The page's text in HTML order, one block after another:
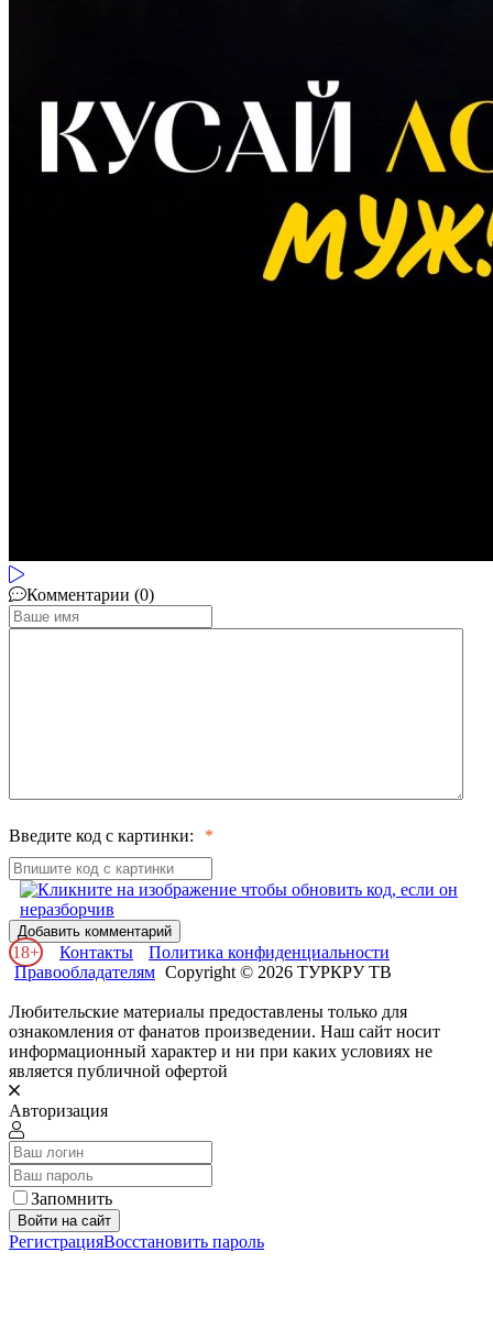
Комментарии (0)
Введите код с картинки:
Добавить комментарий
18+ Контакты
Политика конфиденциальности
Правообладателям Copyright © 2026 ТУРКРУ ТВ
Любительские материалы предоставлены только для
ознакомления от фанатов произведении. Наш сайт носит
информационный характер и ни при каких условиях не
является публичной офертой
Авторизация
Запомнить
Войти на сайт
РегистрацияВосстановить пароль